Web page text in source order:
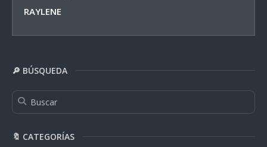
RAYLENE
🔎 BÚSQUEDA
🔖 CATEGORÍAS